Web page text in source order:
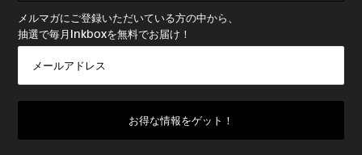
メルマガにご登録いただいている方の中から、
抽選で毎月Inkboxを無料でお届け！